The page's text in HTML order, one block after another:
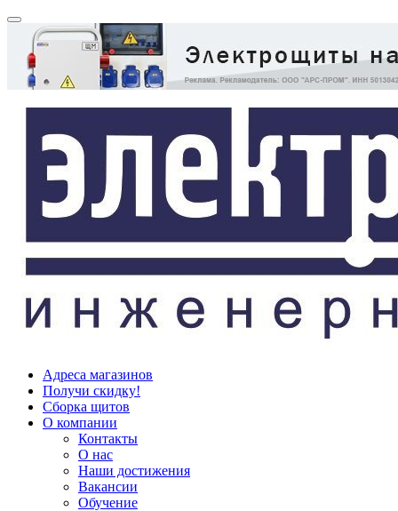
Адреса магазинов
Получи скидку!
Сборка щитов
О компании
Контакты
О нас
Наши достижения
Вакансии
Обучение